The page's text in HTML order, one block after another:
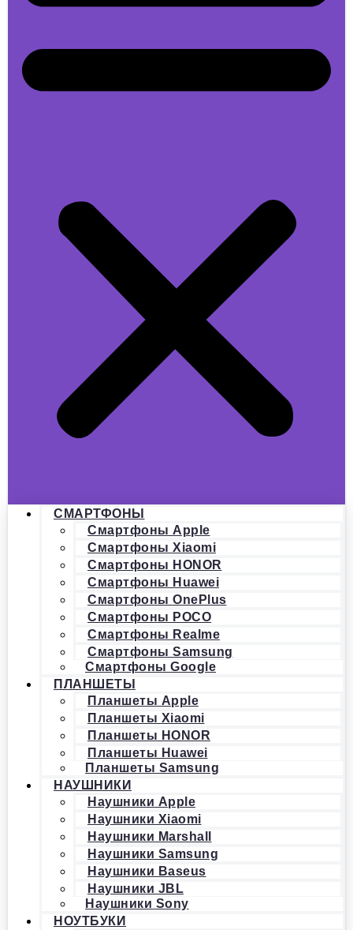
СМАРТФОНЫ
Смартфоны Apple
Смартфоны Xiaomi
Смартфоны HONOR
Смартфоны Huawei
Смартфоны OnePlus
Смартфоны POCO
Смартфоны Realme
Смартфоны Samsung
Смартфоны Google
ПЛАНШЕТЫ
Планшеты Apple
Планшеты Xiaomi
Планшеты HONOR
Планшеты Huawei
Планшеты Samsung
НАУШНИКИ
Наушники Apple
Наушники Xiaomi
Наушники Marshall
Наушники Samsung
Наушники Baseus
Наушники JBL
Наушники Sony
НОУТБУКИ